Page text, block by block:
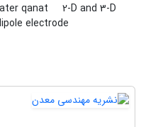
qanat
2-D and 3-D
electrode